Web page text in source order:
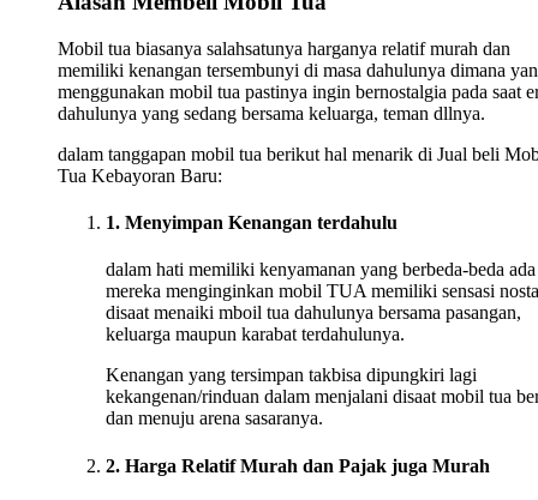
Mobil tua biasanya salahsatunya harganya relatif murah dan
memiliki kenangan tersembunyi di masa dahulunya dimana
menggunakan mobil tua pastinya ingin bernostalgia pada saat
dahulunya yang sedang bersama keluarga, teman dllnya.
dalam tanggapan mobil tua berikut hal menarik di Jual beli
Tua Kebayoran Baru:
1. Menyimpan Kenangan terdahulu
dalam hati memiliki kenyamanan yang berbeda-beda
mereka menginginkan mobil TUA memiliki sensasi
disaat menaiki mboil tua dahulunya bersama pasangan,
keluarga maupun karabat terdahulunya.
Kenangan yang tersimpan takbisa dipungkiri lagi
kekangenan/rinduan dalam menjalani disaat mobil tua
dan menuju arena sasaranya.
2. Harga Relatif Murah dan Pajak juga Murah